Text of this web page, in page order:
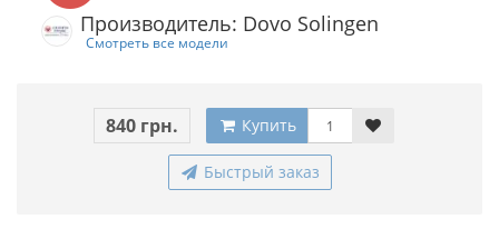
Производитель: Dovo Solingen
Смотреть все модели
840 грн. Купить
Быстрый заказ